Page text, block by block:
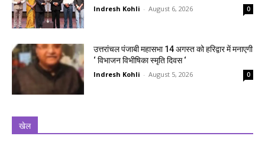
Indresh Kohli - August 6, 2026 0
उत्तरांचल पंजाबी महासभा 14 अगस्त को हरिद्वार में मनाएगी
‘ विभाजन विभीषिका स्मृति दिवस ‘
Indresh Kohli - August 5, 2026 0
खेल